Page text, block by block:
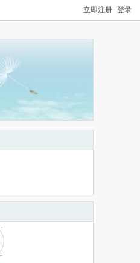
立即注册 登录